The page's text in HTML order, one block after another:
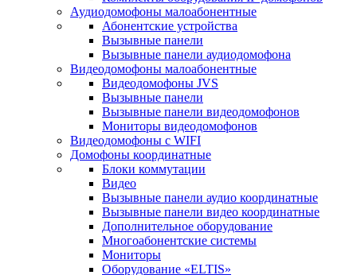
Аудиодомофоны малоабонентные
Абонентские устройства
Вызывные панели
Вызывные панели аудиодомофона
Видеодомофоны малоабонентные
Видеодомофоны JVS
Вызывные панели
Вызывные панели видеодомофонов
Мониторы видеодомофонов
Видеодомофоны с WIFI
Домофоны координатные
Блоки коммутации
Видео
Вызывные панели аудио координатные
Вызывные панели видео координатные
Дополнительное оборудование
Многоабонентские системы
Мониторы
Оборудование «ELTIS»